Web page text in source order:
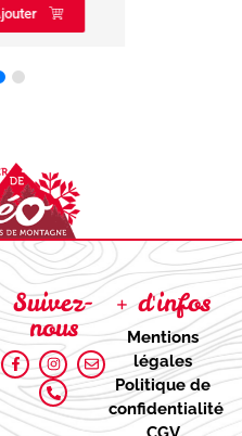
Suivez-
nous
+ d'infos
Mentions
légales
Politique de
confidentialité